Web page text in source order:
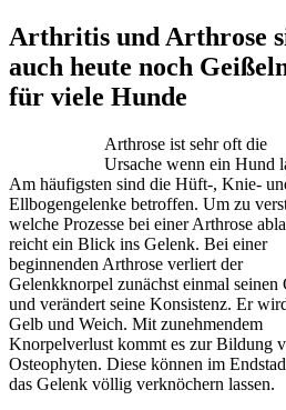
Arthritis und Arthrose
auch heute noch
für viele Hunde
Arthrose ist sehr oft die
Ursache wenn ein Hund
Am häufigsten sind die Hüft-, Knie-
Ellbogengelenke betroffen. Um zu
welche Prozesse bei einer Arthrose
reicht ein Blick ins Gelenk. Bei einer
beginnenden Arthrose verliert der
Gelenkknorpel zunächst einmal seinen
und verändert seine Konsistenz. Er
Gelb und Weich. Mit zunehmendem
Knorpelverlust kommt es zur Bildung
Osteophyten. Diese können im
das Gelenk völlig verknöchern lassen.